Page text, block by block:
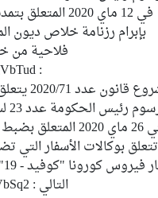
في 12 ماي 2020
بإبرام رزنامة خلاص ديون
فلاحية من
: https://bws.la/wgVbTud
مشروع
في 26 ماي 2020
تتعلق بوكالات الأسفار التي
التالي : https://bws.la/lgVbSq2